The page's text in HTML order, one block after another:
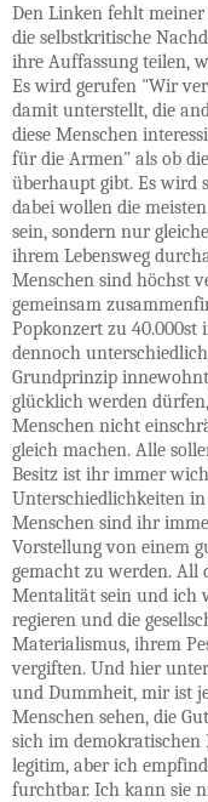
Den Linken fehlt
die selbstkritische
ihre Auffassung teilen,
Es wird gerufen "Wir
damit unterstellt, die
diese Menschen
für die Armen" als ob
überhaupt gibt. Es wird
dabei wollen die
sein, sondern nur
ihrem Lebensweg
Menschen sind höchst
gemeinsam
Popkonzert zu 40.000st
dennoch
Grundprinzip
glücklich werden
Menschen nicht
gleich machen. Alle
Besitz ist ihr immer
Unterschiedlichkeiten
Menschen sind ihr
Vorstellung von einem
gemacht zu werden. All
Mentalität sein und ich
regieren und die
Materialismus, ihrem
vergiften. Und hier
und Dummheit, mir ist
Menschen sehen, die
sich im demokratischen
legitim, aber ich
furchtbar. Ich kann sie